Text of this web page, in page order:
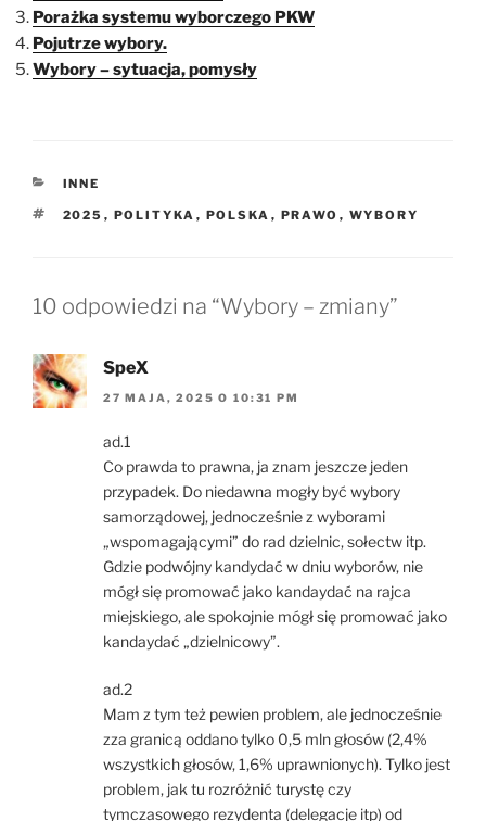
Porażka systemu wyborczego PKW
Pojutrze wybory.
Wybory – sytuacja, pomysły
KATEGORIE
INNE
TAGI
2025 , POLITYKA , POLSKA , PRAWO , WYBORY
10 odpowiedzi na “Wybory – zmiany”
SpeX
27 MAJA, 2025 O 10:31 PM
ad.1
Co prawda to prawna, ja znam jeszcze jeden
przypadek. Do niedawna mogły być wybory
samorządowej, jednocześnie z wyborami
„wspomagającymi” do rad dzielnic, sołectw itp.
Gdzie podwójny kandydać w dniu wyborów, nie
mógł się promować jako kandaydać na rajca
miejskiego, ale spokojnie mógł się promować jako
kandaydać „dzielnicowy”.
ad.2
Mam z tym też pewien problem, ale jednocześnie
zza granicą oddano tylko 0,5 mln głosów (2,4%
wszystkich głosów, 1,6% uprawnionych). Tylko jest
problem, jak tu rozróżnić turystę czy
tymczasowego rezydenta (delegacje itp) od